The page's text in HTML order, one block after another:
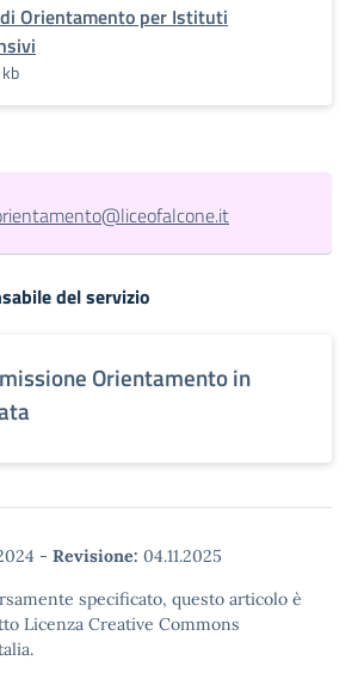
Orientamento per Istituti
del servizio
Orientamento in
- Revisione: 04.11.2025
specificato, questo articolo è
Licenza Creative Commons